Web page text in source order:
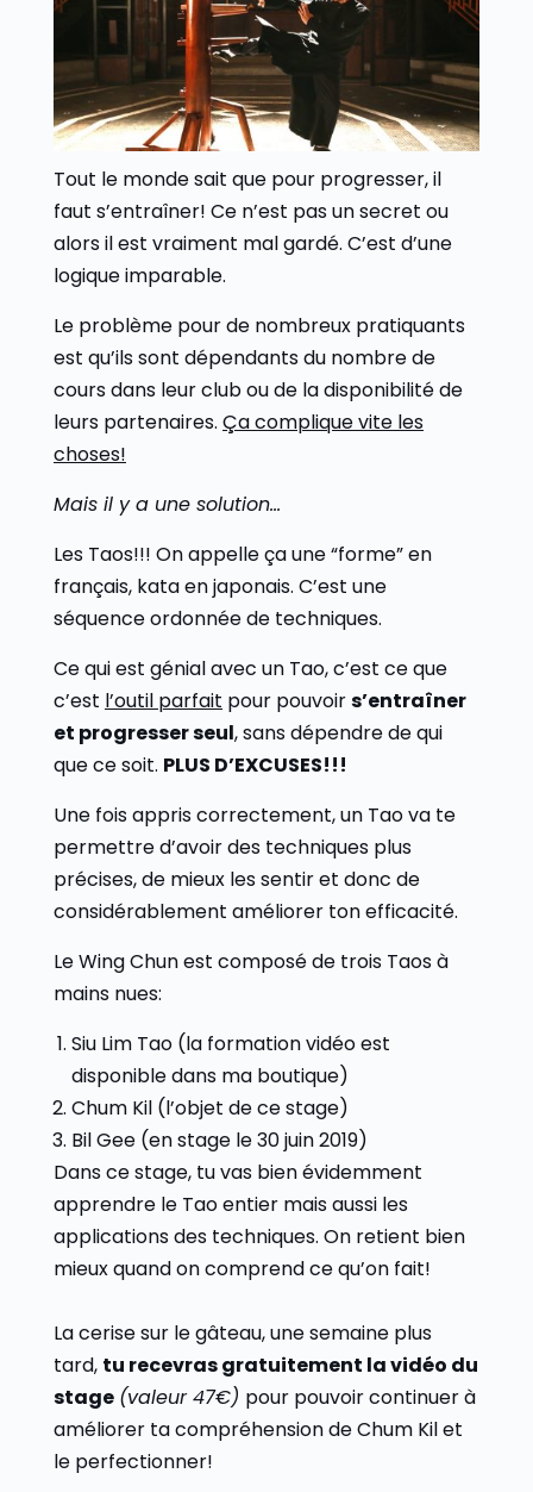
Tout le monde sait que pour progresser, il
faut s’entraîner! Ce n’est pas un secret ou
alors il est vraiment mal gardé. C’est d’une
logique imparable.
Le problème pour de nombreux pratiquants
est qu’ils sont dépendants du nombre de
cours dans leur club ou de la disponibilité de
leurs partenaires. Ça complique vite les
choses!
Mais il y a une solution…
Les Taos!!! On appelle ça une “forme” en
français, kata en japonais. C’est une
séquence ordonnée de techniques.
Ce qui est génial avec un Tao, c’est ce que
c’est l’outil parfait pour pouvoirs’entraîner
et progresser seul, sans dépendre de qui
que ce soit. PLUS D’EXCUSES!!!
Une fois appris correctement, un Tao va te
permettre d’avoir des techniques plus
précises, de mieux les sentir et donc de
considérablement améliorer ton efficacité.
Le Wing Chun est composé de trois Taos à
mains nues:
Siu Lim Tao (la formation vidéo est
disponible dans ma boutique)
Chum Kil (l’objet de ce stage)
Bil Gee (en stage le 30 juin 2019)
Dans ce stage, tu vas bien évidemment
apprendre le Tao entier mais aussi les
applications des techniques. On retient bien
mieux quand on comprend ce qu’on fait!
La cerise sur le gâteau, une semaine plus
tard, tu recevras gratuitement la vidéo du
stage (valeur 47€) pour pouvoir continuer à
améliorer ta compréhension de Chum Kil et
le perfectionner!